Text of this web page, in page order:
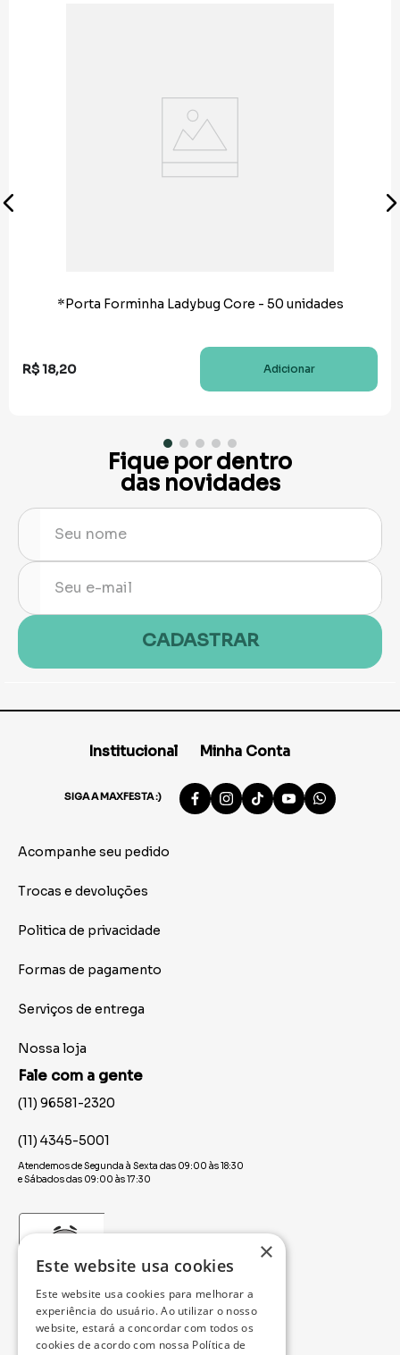
*Porta Forminha Ladybug Core - 50 unidades
R$18,20 Adicionar
Fique por dentro
das novidades
CADASTRAR
Institucional Minha Conta
SIGA A MAXFESTA :)
Acompanhe seu pedido
Trocas e devoluções
Politica de privacidade
Formas de pagamento
Serviços de entrega
Nossa loja
Fale com a gente
(11) 96581-2320
(11) 4345-5001
Atendemos de Segunda à Sexta das 09:00 às 18:30
e Sábados das 09:00 às 17:30
×
Este website usa cookies
Este website usa cookies para melhorar a
experiência do usuário. Ao utilizar o nosso
website, estará a concordar com todos os
cookies de acordo com nossa Política de